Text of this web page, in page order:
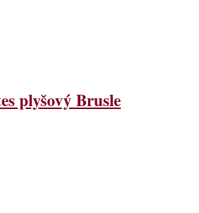
plyšový Brusle